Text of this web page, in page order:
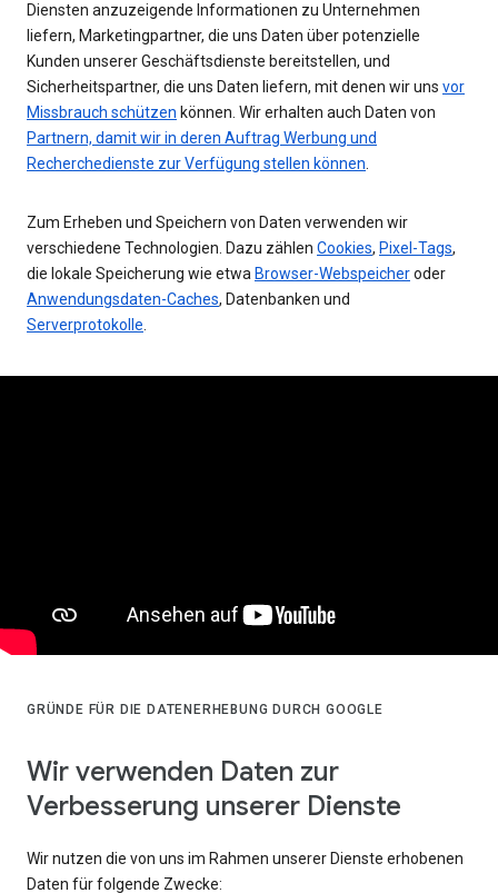
Diensten anzuzeigende Informationen zu Unternehmen
liefern, Marketingpartner, die uns Daten über potenzielle
Kunden unserer Geschäftsdienste bereitstellen, und
Sicherheitspartner, die uns Daten liefern, mit denen wir uns vor
Missbrauch schützen können. Wir erhalten auch Daten von
Partnern, damit wir in deren Auftrag Werbung und
Recherchedienste zur Verfügung stellen können
Zum Erheben und Speichern von Daten verwenden wir
verschiedene Technologien. Dazu zählen Cookies, Pixel-Tags,
die lokale Speicherung wie etwa Browser-Webspeicheroder
Anwendungsdaten-Caches, Datenbanken und
Serverprotokolle
GRÜNDE FÜR DIE DATENERHEBUNG DURCH GOOGLE
Wir verwenden Daten zur
Verbesserung unserer Dienste
Wir nutzen die von uns im Rahmen unserer Dienste erhobenen
Daten für folgende Zwecke: